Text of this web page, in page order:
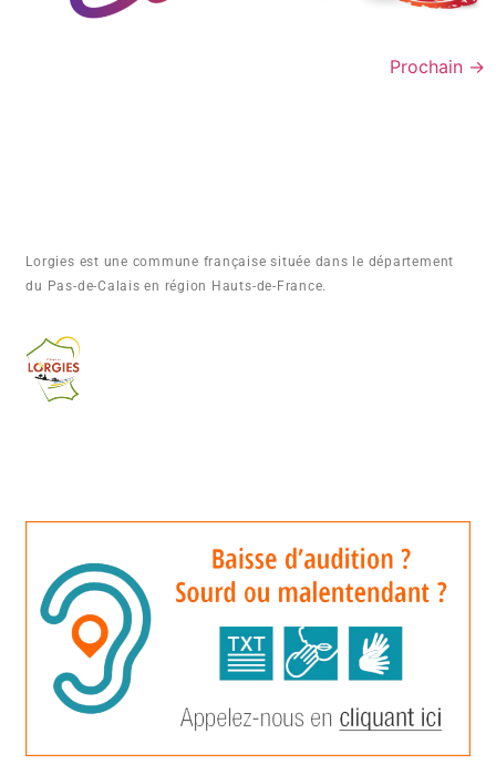
Prochain →
Lorgies est une commune française située dans le département
du Pas-de-Calais en région Hauts-de-France.